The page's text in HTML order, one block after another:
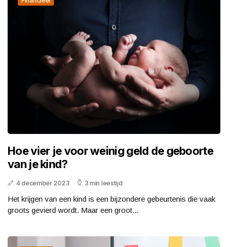
Hoe vier je voor weinig geld de geboorte
van je kind?
4 december 2023 3 min leestijd
Het krijgen van een kind is een bijzondere gebeurtenis die vaak
groots gevierd wordt. Maar een groot...